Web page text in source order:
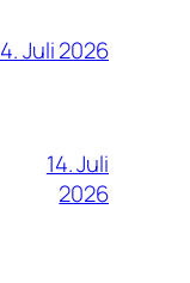
Juli 2026
14. Juli
2026